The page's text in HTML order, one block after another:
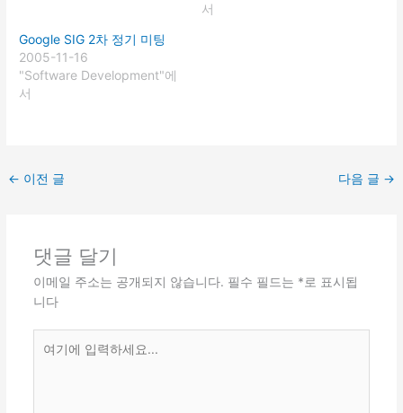
서
Google SIG 2차 정기 미팅
2005-11-16
"Software Development"에
서
← 이전 글 다음 글 →
댓글 달기
이메일 주소는 공개되지 않습니다. 필수 필드는 *로 표시됩
니다